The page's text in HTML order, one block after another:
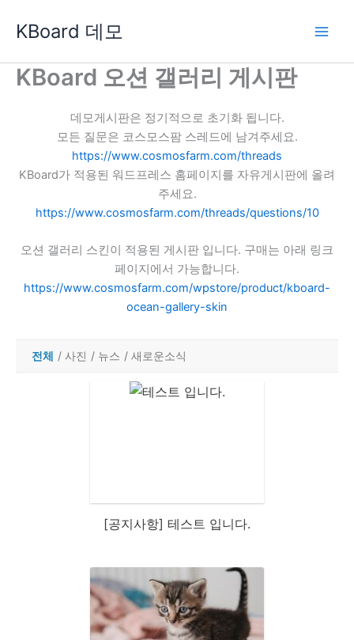
로
KBoard 데모
KBoard 오션 갤러리 게시판
데모게시판은 정기적으로 초기화 됩니다.
모든 질문은 코스모스팜 스레드에 남겨주세요.
https://www.cosmosfarm.com/threads
KBoard가 적용된 워드프레스 홈페이지를 자유게시판에 올려
주세요.
https://www.cosmosfarm.com/threads/questions/10
오션 갤러리 스킨이 적용된 게시판 입니다. 구매는 아래 링크
페이지에서 가능합니다.
https://www.cosmosfarm.com/wpstore/product/kboard-
ocean-gallery-skin
전체 / 사진 / 뉴스 / 새로운소식
[공지사항] 테스트 입니다.